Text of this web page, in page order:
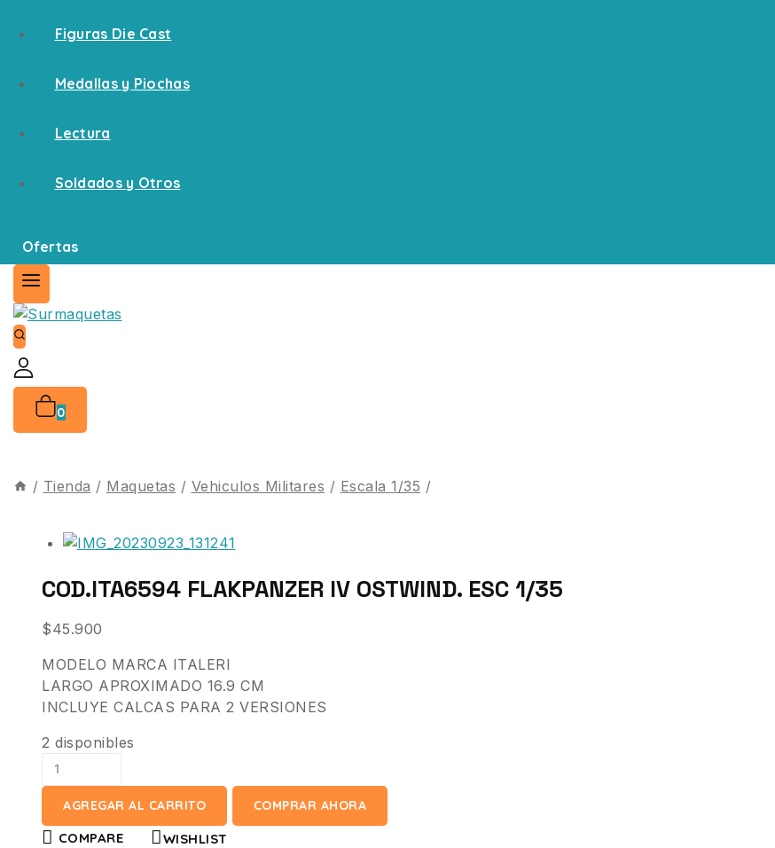
Figuras Die Cast
Medallas y Piochas
Lectura
Soldados y Otros
Ofertas
0
/ Tienda / Maquetas / Vehiculos Militares / Escala 1/35 /
COD.ITA6594 FLAKPANZER IV OSTWIND. ESC 1/35
$45.900
MODELO MARCA ITALERI
LARGO APROXIMADO 16.9 CM
INCLUYE CALCAS PARA 2 VERSIONES
2 disponibles
AGREGAR AL CARRITO COMPRAR AHORA
COMPARE WISHLIST